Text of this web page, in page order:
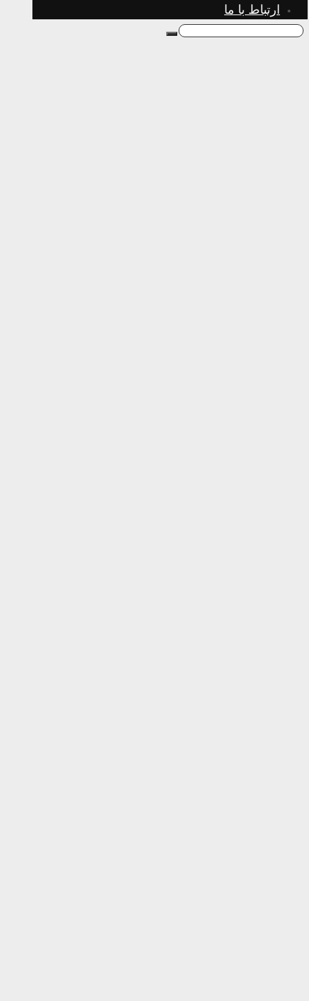
ارتباط با ما